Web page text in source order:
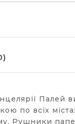
по всіх
Рушники